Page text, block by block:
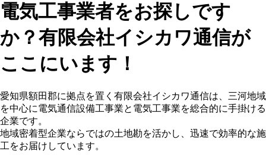
電気工事業者をお探しです
か？有限会社イシカワ通信が
ここにいます！
愛知県額田郡に拠点を置く有限会社イシカワ通信は、三河地域
を中心に電気通信設備工事業と電気工事業を総合的に手掛ける
企業です。
地域密着型企業ならではの土地勘を活かし、迅速で効率的な施
工をお届けしています。